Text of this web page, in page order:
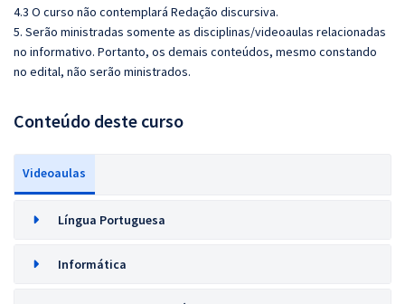
4.3 O curso não contemplará Redação discursiva.
5. Serão ministradas somente as disciplinas/videoaulas relacionadas
no informativo. Portanto, os demais conteúdos, mesmo constando
no edital, não serão ministrados.
Conteúdo deste curso
Videoaulas
Língua Portuguesa
Informática